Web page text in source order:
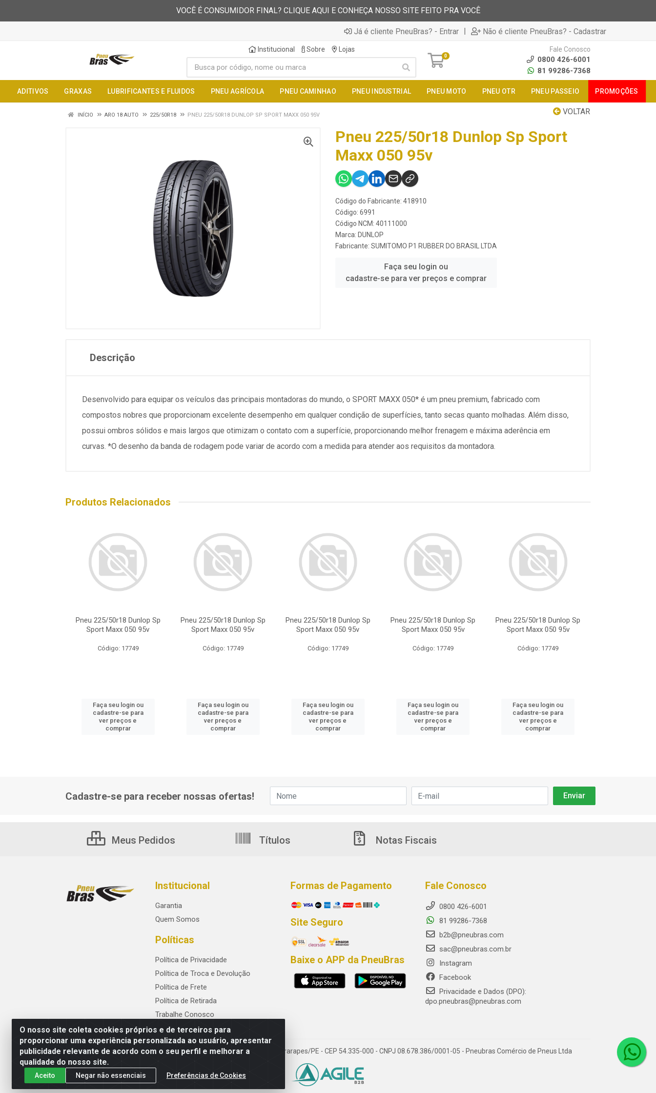
VOCÊ É CONSUMIDOR FINAL? CLIQUE AQUI E CONHEÇA NOSSO SITE FEITO PRA VOCÊ
Já é cliente PneuBras? - Entrar | Não é cliente PneuBras? - Cadastrar
Institucional Sobre Lojas
0
Fale Conosco
0800 426-6001
81 99286-7368
ADITIVOS GRAXAS LUBRIFICANTES E FLUIDOS PNEU AGRÍCOLA PNEU CAMINHAO PNEU INDUSTRIAL PNEU MOTO PNEU OTR PNEU PASSEIO PROMOÇÕES
VOLTAR
INÍCIO ARO 18 AUTO 225/50R18 PNEU 225/50R18 DUNLOP SP SPORT MAXX 050 95V
Pneu 225/50r18 Dunlop Sp Sport
Maxx 050 95v
Código do Fabricante: 418910
Código: 6991
Código NCM: 40111000
Marca: DUNLOP
Fabricante: SUMITOMO P1 RUBBER DO BRASIL LTDA
Faça seu login ou
cadastre-se para ver preços e comprar
Descrição
Desenvolvido para equipar os veículos das principais montadoras do mundo, o SPORT MAXX 050* é um pneu premium, fabricado com
compostos nobres que proporcionam excelente desempenho em qualquer condição de superfícies, tanto secas quanto molhadas. Além disso,
possui ombros sólidos e mais largos que otimizam o contato com a superfície, proporcionando melhor frenagem e máxima aderência em
curvas. *O desenho da banda de rodagem pode variar de acordo com a medida para atender aos requisitos da montadora.
Produtos Relacionados
Pneu 225/50r18 Dunlop Sp
Sport Maxx 050 95v
Código: 17749
Faça seu login ou
cadastre-se para
ver preços e
comprar
Pneu 225/50r18 Dunlop Sp
Sport Maxx 050 95v
Código: 17749
Faça seu login ou
cadastre-se para
ver preços e
comprar
Pneu 225/50r18 Dunlop Sp
Sport Maxx 050 95v
Código: 17749
Faça seu login ou
cadastre-se para
ver preços e
comprar
Pneu 225/50r18 Dunlop Sp
Sport Maxx 050 95v
Código: 17749
Faça seu login ou
cadastre-se para
ver preços e
comprar
Pneu 225/50r18 Dunlop Sp
Sport Maxx 050 95v
Código: 17749
Faça seu login ou
cadastre-se para
ver preços e
comprar
O nosso site coleta cookies próprios e de terceiros para
proporcionar uma experiência personalizada ao usuário, apresentar
publicidade relevante de acordo com o seu perfil e melhorar a
qualidade do nosso site.
Aceito Negar não essenciais Preferências de Cookies
Cadastre-se para receber nossas ofertas!
Meus Pedidos Títulos Notas Fiscais
Institucional
Garantia
Quem Somos
Políticas
Política de Privacidade
Política de Troca e Devolução
Política de Frete
Política de Retirada
Trabalhe Conosco
Formas de Pagamento
Site Seguro
Baixe o APP da PneuBras
Fale Conosco
0800 426-6001
81 99286-7368
b2b@pneubras.com
sac@pneubras.com.br
Instagram
Facebook
Privacidade e Dados (DPO):
dpo.pneubras@pneubras.com
PneuBras - Rodovia BR-101, KM 82 - Prazeres, Jaboatão dos Guararapes/PE - CEP 54.335-000 - CNPJ 08.678.386/0001-05 - Pneubras Comércio de Pneus Ltda